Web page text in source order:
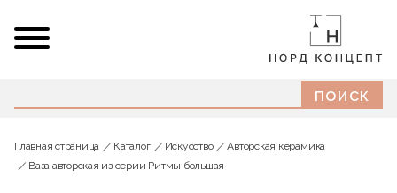
Главная страница Каталог Искусство
Авторская керамика
Ваза авторская из серии Ритмы большая